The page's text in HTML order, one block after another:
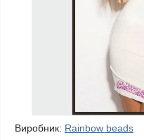
Виробник: Rainbow beads